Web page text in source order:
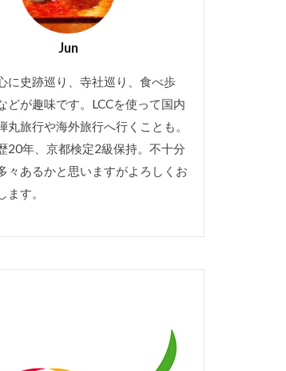
Jun
に史跡巡り、寺社巡り、食べ歩
どが趣味です。LCCを使って国内
丸旅行や海外旅行へ行くことも。
20年、京都検定2級保持。不十分
々あるかと思いますがよろしくお
ます。